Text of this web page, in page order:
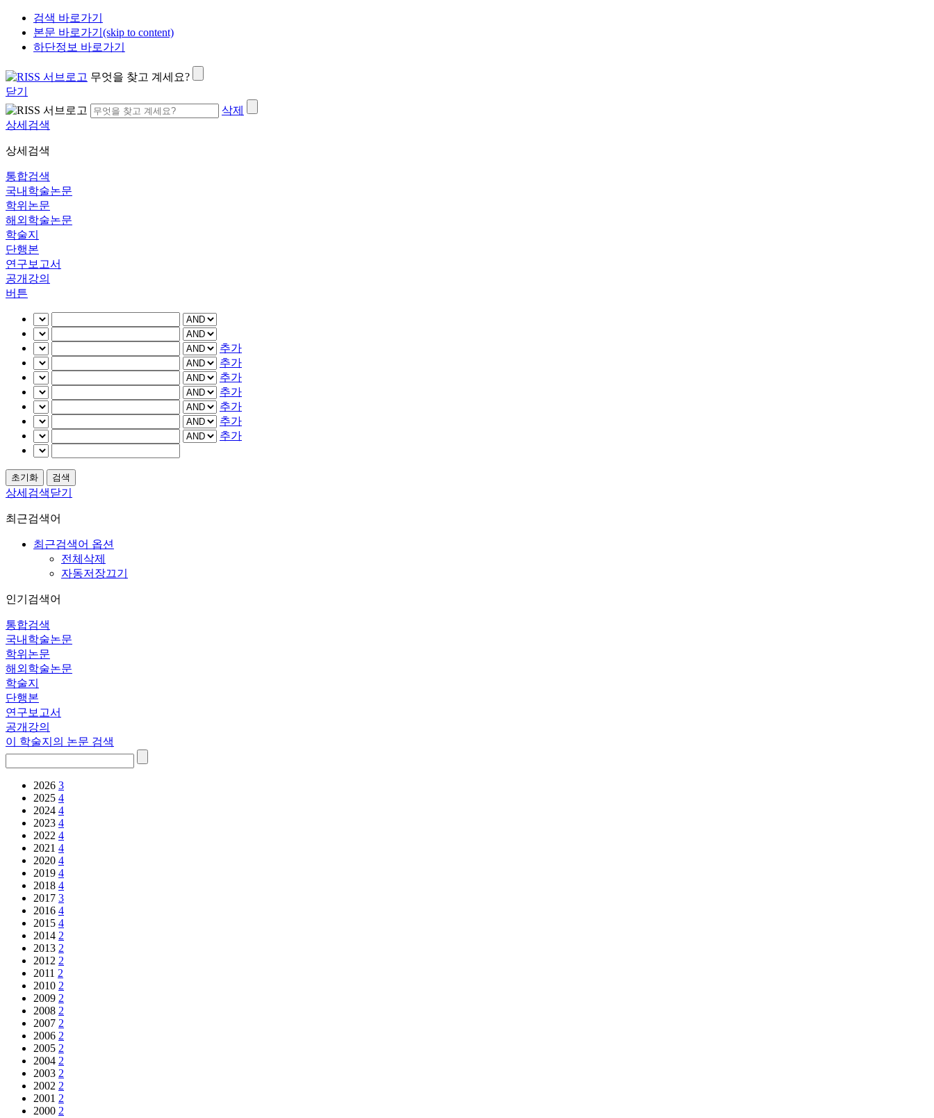
검색 바로가기
본문 바로가기(skip to content)
하단정보 바로가기
무엇을 찾고 계세요?
닫기
삭제
상세검색
상세검색
통합검색
국내학술논문
학위논문
해외학술논문
학술지
단행본
연구보고서
공개강의
버튼
추가
추가
추가
추가
추가
추가
추가
상세검색닫기
최근검색어
최근검색어 옵션
전체삭제
자동저장끄기
인기검색어
통합검색
국내학술논문
학위논문
해외학술논문
학술지
단행본
연구보고서
공개강의
이 학술지의 논문 검색
2026 3
2025 4
2024 4
2023 4
2022 4
2021 4
2020 4
2019 4
2018 4
2017 3
2016 4
2015 4
2014 2
2013 2
2012 2
2011 2
2010 2
2009 2
2008 2
2007 2
2006 2
2005 2
2004 2
2003 2
2002 2
2001 2
2000 2